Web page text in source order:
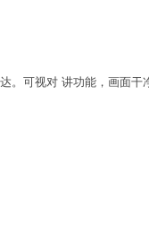
。可视对 讲功能，画面干